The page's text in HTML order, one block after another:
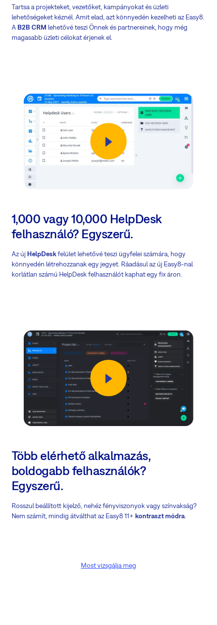
Tartsa a projekteket, vezetőket, kampányokat és üzleti
lehetőségeket kéznél. Amit elad, azt könnyedén kezelheti az Easy8.
A B2B CRM lehetővé teszi Önnek és partnereinek, hogy még
magasabb üzleti célokat érjenek el.
1,000 vagy 10,000 HelpDesk
felhasználó? Egyszerű.
Az új HelpDeskfelület lehetővé teszi ügyfelei számára, hogy
könnyedén létrehozzanak egy jegyet. Ráadásul az új Easy8-nal
korlátlan számú HelpDesk felhasználót kaphat egy fix áron.
Több elérhető alkalmazás,
boldogabb felhasználók?
Egyszerű.
Rosszul beállított kijelző, nehéz fényviszonyok vagy színvakság?
Nem számít, mindig átválthat az Easy8 11+ kontraszt módra.
Most vizsgálja meg